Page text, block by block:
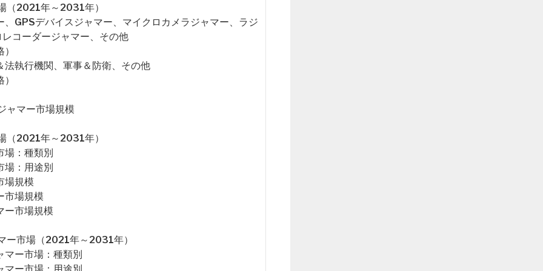
（2021年～2031年）
GPSデバイスジャマー、マイクロカメラジャマー、ラジ
コーダージャマー、その他
執行機関、軍事＆防衛、その他
ャマー市場規模
（2021年～2031年）
場：種類別
場：用途別
場規模
市場規模
ー市場規模
ー市場（2021年～2031年）
マー市場：種類別